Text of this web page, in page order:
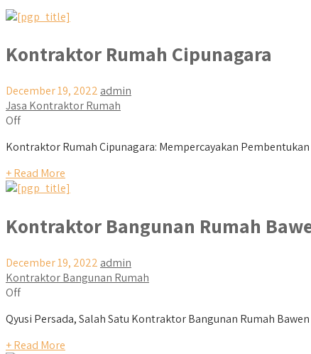
Kontraktor Rumah Cipunagara
December 19, 2022 admin
Jasa Kontraktor Rumah
Off
Kontraktor Rumah Cipunagara: Mempercayakan
+ Read More
Kontraktor Bangunan Rumah
December 19, 2022 admin
Kontraktor Bangunan Rumah
Off
Qyusi Persada, Salah Satu Kontraktor Bangunan Rumah
+ Read More